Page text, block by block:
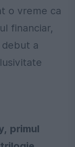
o vreme ca
financiar,
debut a
primul